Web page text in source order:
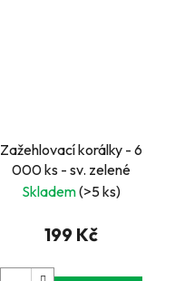
Zažehlovací korálky - 6
000 ks - sv. zelené
Skladem(>5 ks)
199 Kč